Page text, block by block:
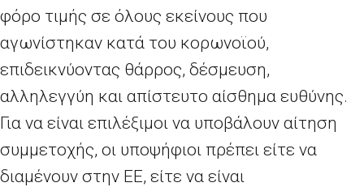
φόρο τιμής σε όλους εκείνους που
αγωνίστηκαν κατά του κορωνοϊού,
επιδεικνύοντας θάρρος, δέσμευση,
αλληλεγγύη και απίστευτο αίσθημα ευθύνης.
Για να είναι επιλέξιμοι να υποβάλουν αίτηση
συμμετοχής, οι υποψήφιοι πρέπει είτε να
διαμένουν στην ΕΕ, είτε να είναι